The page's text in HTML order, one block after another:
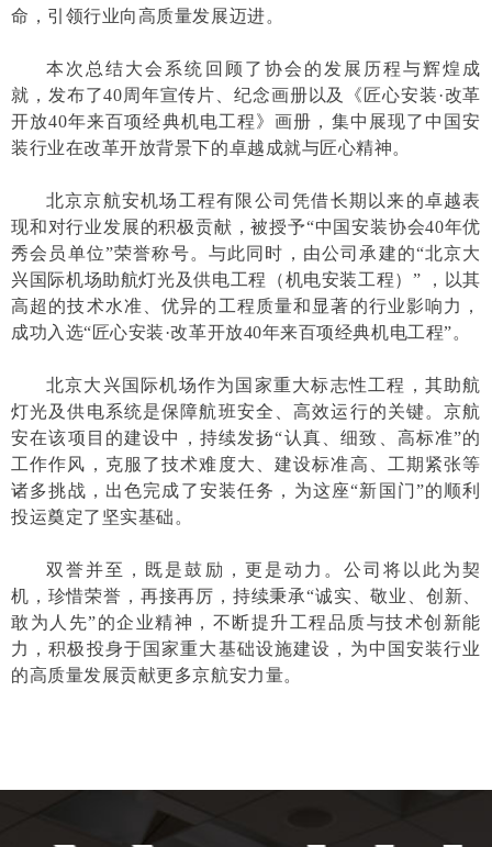
命，引领行业向高质量发展迈进。
本次总结大会系统回顾了协会的发展历程与辉煌成
就，发布了40周年宣传片、纪念画册以及《匠心安装·改革
开放40年来百项经典机电工程》画册，集中展现了中国安
装行业在改革开放背景下的卓越成就与匠心精神。
北京京航安机场工程有限公司凭借长期以来的卓越表
现和对行业发展的积极贡献，被授予“中国安装协会40年优
秀会员单位”荣誉称号。与此同时，由公司承建的“北京大
兴国际机场助航灯光及供电工程（机电安装工程）” ，以其
高超的技术水准、优异的工程质量和显著的行业影响力，
成功入选“匠心安装·改革开放40年来百项经典机电工程”。
北京大兴国际机场作为国家重大标志性工程，其助航
灯光及供电系统是保障航班安全、高效运行的关键。京航
安在该项目的建设中，持续发扬“认真、细致、高标准”的
工作作风，克服了技术难度大、建设标准高、工期紧张等
诸多挑战，出色完成了安装任务，为这座“新国门”的顺利
投运奠定了坚实基础。
双誉并至，既是鼓励，更是动力。公司将以此为契
机，珍惜荣誉，再接再厉，持续秉承“诚实、敬业、创新、
敢为人先”的企业精神，不断提升工程品质与技术创新能
力，积极投身于国家重大基础设施建设，为中国安装行业
的高质量发展贡献更多京航安力量。